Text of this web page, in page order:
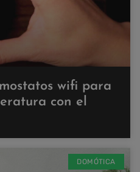
wifi para
con el
DOMÓTICA